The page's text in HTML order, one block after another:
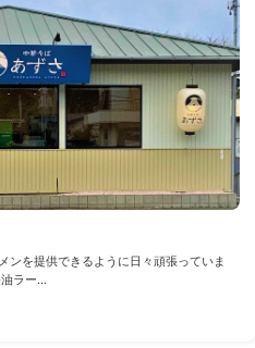
ンを提供できるように日々頑張っていま
ラー...